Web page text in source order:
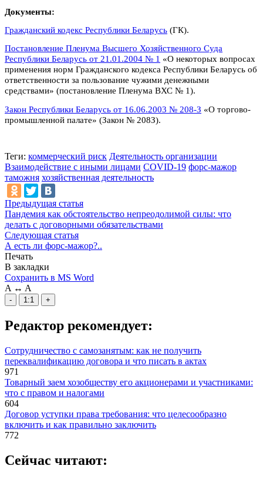
Документы:
Гражданский кодекс Республики Беларусь (ГК).
Постановление Пленума Высшего Хозяйственного Суда
Республики Беларусь от 21.01.2004 № 1 «О некоторых вопросах
применения норм Гражданского кодекса Республики Беларусь об
ответственности за пользование чужими денежными
средствами» (постановление Пленума ВХС № 1).
Закон Республики Беларусь от 16.06.2003 № 208-­З «О торгово­
промышленной палате» (Закон № 208­З).
Теги: коммерческий риск Деятельность организации
Взаимодействие с иными лицами COVID-19 форс-мажор
таможня хозяйственная деятельность
Предыдущая статья
Пандемия как обстоятельство непреодолимой силы: что
делать с договорными обязательствами
Следующая статья
А есть ли форс-мажор?..
Печать
В закладки
Сохранить в MS Word
A ↔ A
- 1:1 +
Редактор рекомендует:
Сотрудничество с самозанятым: как не получить
переквалификацию договора и что писать в актах
971
Товарный заем хозобществу его акционерами и участниками:
что с правом и налогами
604
Договор уступки права требования: что целесообразно
включить и как правильно заключить
772
Сейчас читают: